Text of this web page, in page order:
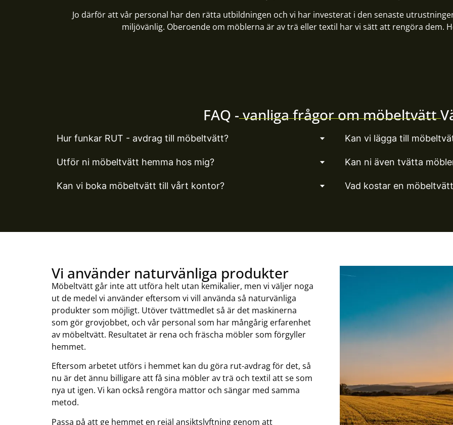
Jo därför att vår personal har den rätta utbildningen och vi har investerat i den senaste
miljövänlig. Oberoende om möblerna är av trä eller textil har vi sätt att rengöra dem.
FAQ - vanliga frågor om möbeltvätt
Hur funkar RUT - avdrag till möbeltvätt?
Utför ni möbeltvätt hemma hos mig?
Kan vi boka möbeltvätt till vårt kontor?
Kan vi lägga till
Kan ni även tvätta
Vad kostar en
Vi använder naturvänliga produkter
Möbeltvätt går inte att utföra helt utan kemikalier, men vi väljer noga
ut de medel vi använder eftersom vi vill använda så naturvänliga
produkter som möjligt. Utöver tvättmedlet så är det maskinerna
som gör grovjobbet, och vår personal som har mångårig erfarenhet
av möbeltvätt. Resultatet är rena och fräscha möbler som förgyller
hemmet.
Eftersom arbetet utförs i hemmet kan du göra rut-avdrag för det, så
nu är det ännu billigare att få sina möbler av trä och textil att se som
nya ut igen. Vi kan också rengöra mattor och sängar med samma
metod.
Passa på att ge hemmet en rejäl ansiktslyftning genom att